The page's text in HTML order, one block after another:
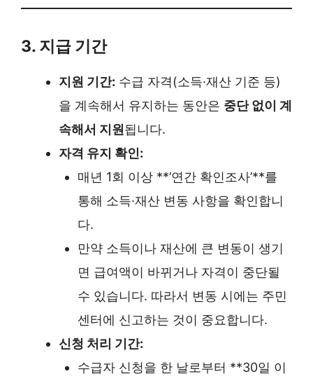
3. 지급 기간
지원 기간: 수급 자격(소득·재산 기준 등)
을 계속해서 유지하는 동안은 중단 없이 계
속해서 지원됩니다.
자격 유지 확인:
매년 1회 이상 **’연간 확인조사’**를
통해 소득·재산 변동 사항을 확인합니
다.
만약 소득이나 재산에 큰 변동이 생기
면 급여액이 바뀌거나 자격이 중단될
수 있습니다. 따라서 변동 시에는 주민
센터에 신고하는 것이 중요합니다.
신청 처리 기간:
수급자 신청을 한 날로부터 **30일 이